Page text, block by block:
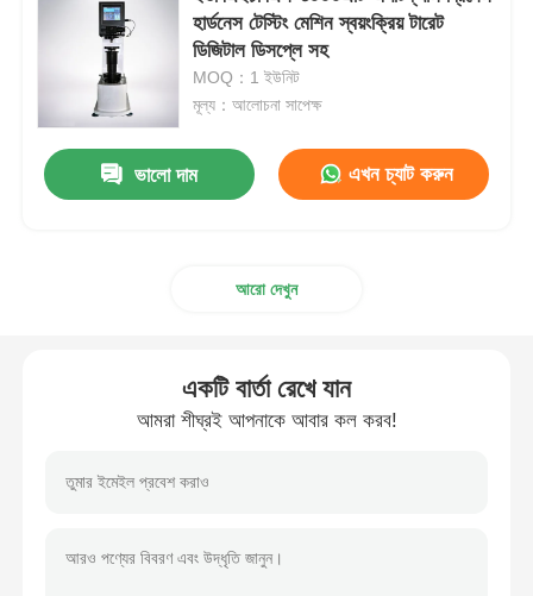
আমাদের সম্পর্কে
কারখানা ভ্রমণ
মান নিয়ন্ত্রণ
ল্যাব টেস্টিং ইকুইপমেন্ট
হার্ডনেস টেস্টিং মেশিন স্বয়ংক্রিয় টারেট
ডিজিটাল ডিসপ্লে সহ
MOQ：1 ইউনিট
মূল্য：আলোচনা সাপেক্ষ
ভালো দাম এখন চ্যাট করুন
আরো দেখুন
একটি বার্তা রেখে যান
আমরা শীঘ্রই আপনাকে আবার কল করব!